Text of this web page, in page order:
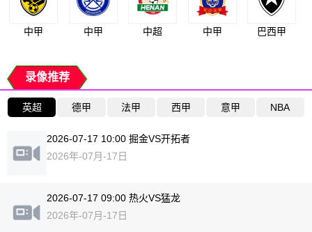
中甲 中甲 中超 中甲 巴西甲
录像推荐
英超 德甲 法甲 西甲 意甲 NBA
2026-07-17 10:00 掘金VS开拓者
2026年-07月-17日
2026-07-17 09:00 热火VS猛龙
2026年-07月-17日